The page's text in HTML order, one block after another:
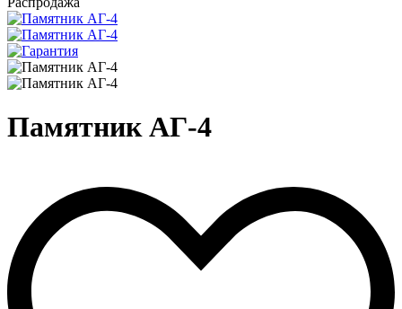
Памятник АГ-4